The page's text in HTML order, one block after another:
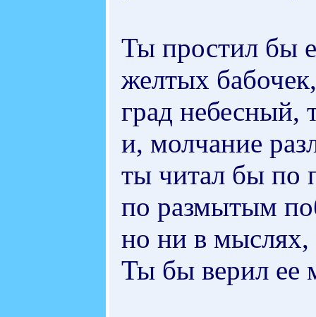
Ты простил бы
желтых
град небесный,
и, молчание
ты читал бы по
по размытым
но ни в
Ты бы верил ее